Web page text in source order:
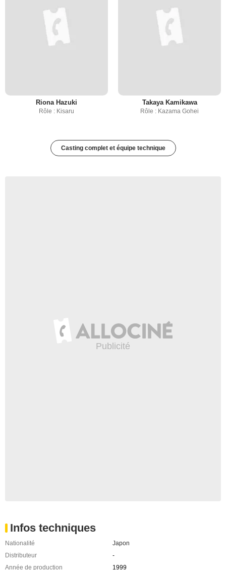
Riona Hazuki
Rôle : Kisaru
Takaya Kamikawa
Rôle : Kazama Gohei
Casting complet et équipe technique
Infos techniques
Nationalité
Japon
Distributeur
-
Année de production
1999